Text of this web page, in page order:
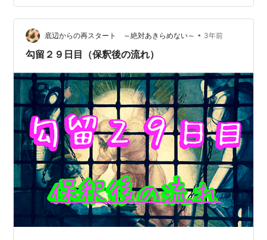
のURLを参考資料として貼っていても、時が経てば、消
されるケースが多…
底辺からの再スタート ～絶対あきらめない～ • 3年前
勾留２９日目（保釈後の流れ）